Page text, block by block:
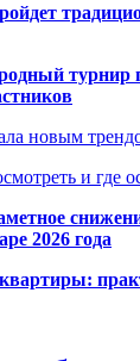
турнир
новым
и где
2026 года